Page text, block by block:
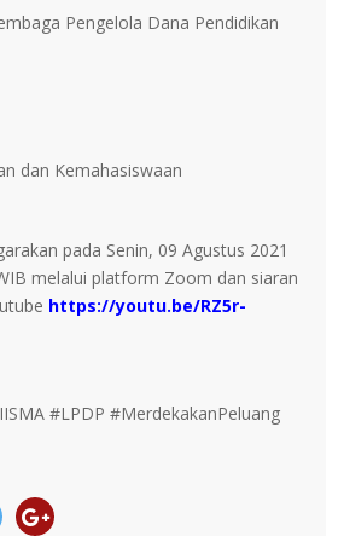
Pengelola Dana Pendidikan
dan Kemahasiswaan
pada Senin, 09 Agustus 2021
melalui platform Zoom dan siaran
https://youtu.be/RZ5r-
#LPDP #MerdekakanPeluang